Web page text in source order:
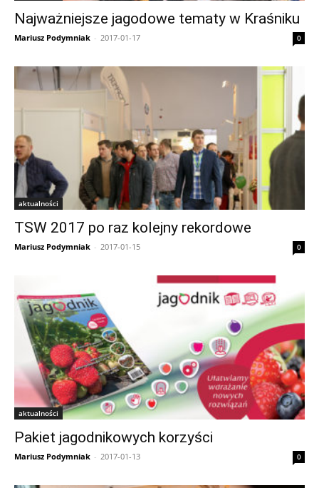
Najważniejsze jagodowe tematy w Kraśniku
Mariusz Podymniak - 2017-01-17 0
aktualności
TSW 2017 po raz kolejny rekordowe
Mariusz Podymniak - 2017-01-15 0
aktualności
Pakiet jagodnikowych korzyści
Mariusz Podymniak - 2017-01-13 0